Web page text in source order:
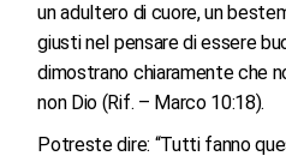
un adultero di cuore, un
giusti nel pensare di essere
dimostrano chiaramente che
non Dio (Rif. – Marco 10:18).
Potreste dire: “Tutti fanno